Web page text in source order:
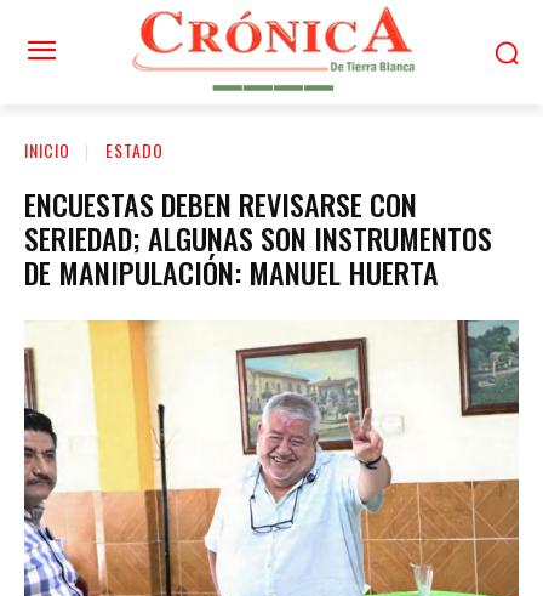
INICIO ESTADO
ENCUESTAS DEBEN REVISARSE CON
SERIEDAD; ALGUNAS SON INSTRUMENTOS
DE MANIPULACIÓN: MANUEL HUERTA